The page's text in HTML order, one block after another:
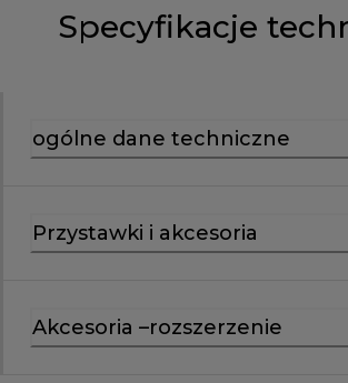
Specyfikacje
ogólne dane techniczne
Przystawki i akcesoria
Akcesoria –rozszerzenie